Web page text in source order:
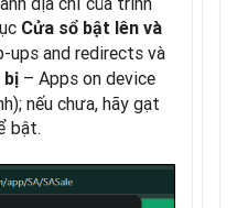
Cửa sổ bật lên và
ups and redirects và
bị – Apps on device
nếu chưa, hãy gạt
bật.